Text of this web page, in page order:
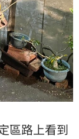
區路上看到